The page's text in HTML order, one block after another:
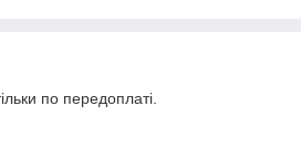
по передоплаті.